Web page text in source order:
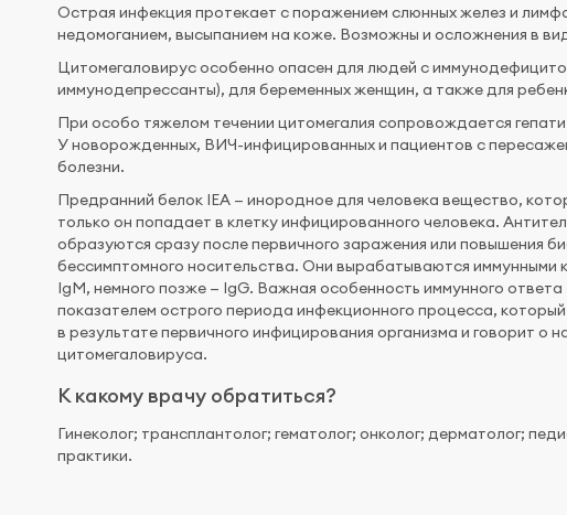
Острая инфекция протекает с поражением слюнных желез и
недомоганием, высыпанием на коже. Возможны и осложнения в
Цитомегаловирус особенно опасен для людей с
иммунодепрессанты), для беременных женщин, а также для
При особо тяжелом течении цитомегалия сопровождается
У новорожденных, ВИЧ-инфицированных и пациентов с
болезни.
Предранний белок IEA — инородное для человека вещество,
только он попадает в клетку инфицированного человека.
образуются сразу после первичного заражения или повышения
бессимптомного носительства. Они вырабатываются иммунными
IgM, немного позже — IgG. Важная особенность иммунного
показателем острого периода инфекционного процесса,
в результате первичного инфицирования организма и говорит о
цитомегаловируса.
К какому врачу обратиться?
Гинеколог; трансплантолог; гематолог; онколог; дерматолог;
практики.